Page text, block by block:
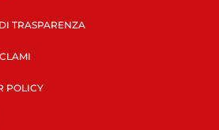
TRASPARENZA
POLICY